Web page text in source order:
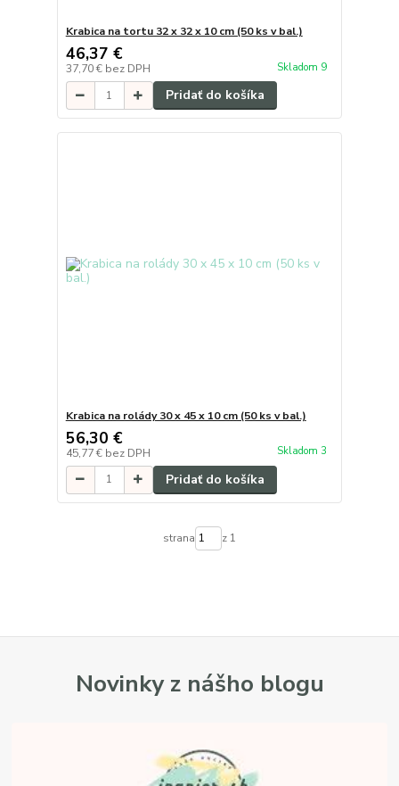
Krabica na tortu 32 x 32 x 10 cm (50 ks v bal.)
46,37 €
37,70 € bez DPH Skladom 9
Pridať do košíka
Krabica na rolády 30 x 45 x 10 cm (50 ks v bal.)
56,30 €
45,77 € bez DPH Skladom 3
Pridať do košíka
strana z 1
Novinky z nášho blogu